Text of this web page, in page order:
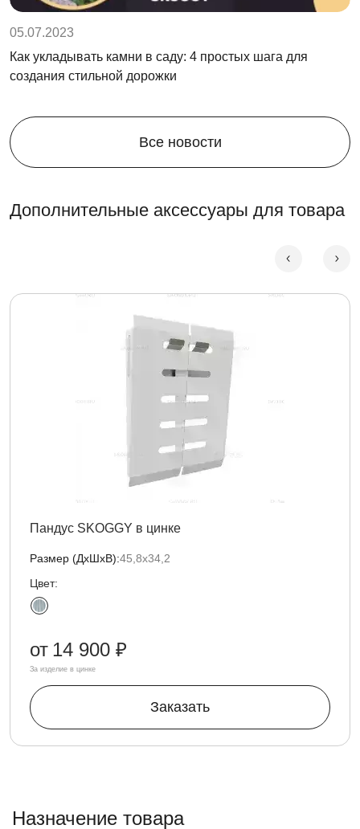
05.07.2023
Как укладывать камни в саду: 4 простых шага для
создания стильной дорожки
Все новости
Дополнительные аксессуары для товара
Пандус SKOGGY в цинке
Размер (ДxШxВ):45,8х34,2
Цвет:
от 14 900 ₽
За изделие в цинке
Заказать
Назначение товара